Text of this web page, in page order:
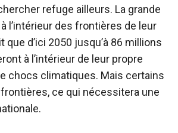
refuge ailleurs. La grande
l’intérieur des frontières de leur
d’ici 2050 jusqu’à 86 millions
à l’intérieur de leur propre
chocs climatiques. Mais certains
ce qui nécessitera une